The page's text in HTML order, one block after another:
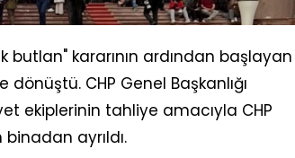
kararının ardından başlayan
CHP Genel Başkanlığı
ekiplerinin tahliye amacıyla CHP
ayrıldı.